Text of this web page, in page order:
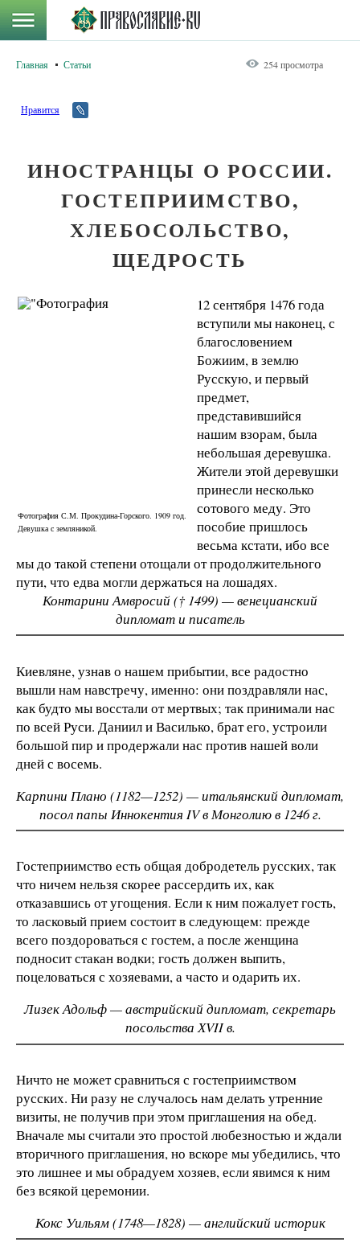
Главная Статьи 254 просмотра
Нравится
ИНОСТРАНЦЫ О РОССИИ.
ГОСТЕПРИИМСТВО,
ХЛЕБОСОЛЬСТВО,
ЩЕДРОСТЬ
Фотография С.М. Прокудина-Горского. 1909 год.
Девушка с земляникой.
12 сентября 1476 года
вступили мы наконец, с
благословением
Божиим, в землю
Русскую, и первый
предмет,
представившийся
нашим взорам, была
небольшая деревушка.
Жители этой деревушки
принесли несколько
сотового меду. Это
пособие пришлось
весьма кстати, ибо все
мы до такой степени отощали от продолжительного
пути, что едва могли держаться на лошадях.
Контарини Амвросий († 1499) — венецианский
дипломат и писатель
Киевляне, узнав о нашем прибытии, все радостно
вышли нам навстречу, именно: они поздравляли нас,
как будто мы восстали от мертвых; так принимали нас
по всей Руси. Даниил и Василько, брат его, устроили
большой пир и продержали нас против нашей воли
дней с восемь.
Карпини Плано (1182—1252) — итальянский дипломат,
посол папы Иннокентия IV в Монголию в 1246 г.
Гостеприимство есть общая добродетель русских, так
что ничем нельзя скорее рассердить их, как
отказавшись от угощения. Если к ним пожалует гость,
то ласковый прием состоит в следующем: прежде
всего поздороваться с гостем, а после женщина
подносит стакан водки; гость должен выпить,
поцеловаться с хозяевами, а часто и одарить их.
Лизек Адольф — австрийский дипломат, секретарь
посольства ХVII в.
Ничто не может сравниться с гостеприимством
русских. Ни разу не случалось нам делать утренние
визиты, не получив при этом приглашения на обед.
Вначале мы считали это простой любезностью и ждали
вторичного приглашения, но вскоре мы убедились, что
это лишнее и мы обрадуем хозяев, если явимся к ним
без всякой церемонии.
Кокс Уильям (1748—1828) — английский историк